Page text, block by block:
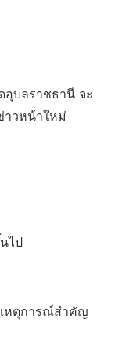
อุบลราชธานี จะ
าวหน้าใหม่
ไป
หตุการณ์สำคัญ